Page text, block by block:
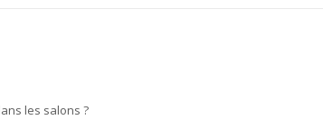
les salons ?